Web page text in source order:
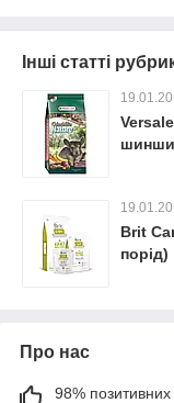
Інші статті
Brit
порід)
Про нас
98% позитивних